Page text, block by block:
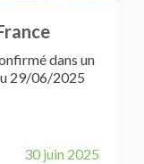
dans un
29/06/2025
30 juin 2025